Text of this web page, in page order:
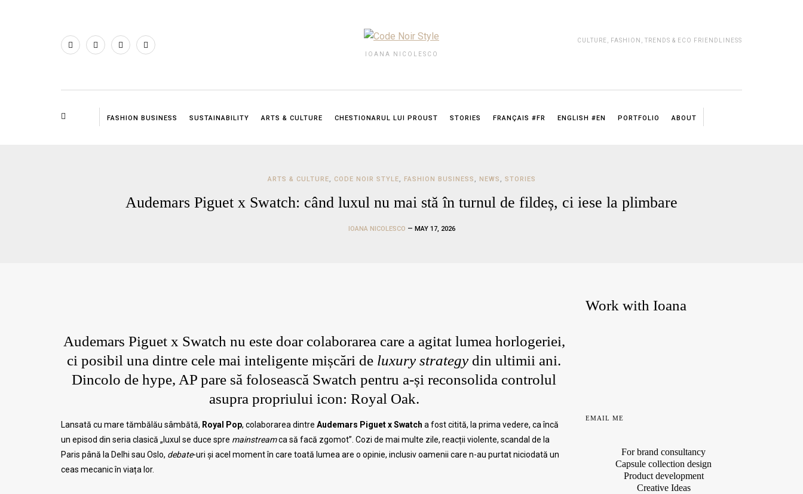
IOANA NICOLESCO
CULTURE, FASHION, TRENDS & ECO FRIENDLINESS
FASHION BUSINESS SUSTAINABILITY ARTS & CULTURE CHESTIONARUL LUI PROUST STORIES FRANÇAIS #FR ENGLISH #EN PORTFOLIO ABOUT
ARTS & CULTURE, CODE NOIR STYLE, FASHION BUSINESS , NEWS , STORIES
Audemars Piguet x Swatch: când luxul nu mai stă în turnul de fildeș, ci iese la plimbare
IOANA NICOLESCO — MAY 17, 2026
Audemars Piguet x Swatch nu este doar colaborarea care a agitat lumea horlogeriei,
ci posibil una dintre cele mai inteligente mișcări de luxury strategy din ultimii ani.
Dincolo de hype, AP pare să folosească Swatch pentru a-și reconsolida controlul
asupra propriului icon: Royal Oak.
Lansată cu mare tămbălău sâmbătă, Royal Pop, colaborarea dintre Audemars Piguet x Swatch a fost citită, la prima vedere, ca încă
un episod din seria clasică „luxul se duce spre mainstreamca să facă zgomot”. Cozi de mai multe zile, reacții violente, scandal de la
Paris până la Delhi sau Oslo, debate-uri și acel moment în care toată lumea are o opinie, inclusiv oamenii care n-au purtat niciodată un
ceas mecanic în viața lor.
Work with Ioana
EMAIL ME
For brand consultancy
Capsule collection design
Product development
Creative Ideas